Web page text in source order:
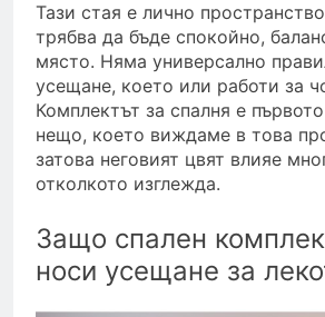
Тази стая е лично
трябва да бъде спокойно,
място. Няма универсално
усещане, което или работи за
Комплектът за спалня е
нещо, което виждаме в това
затова неговият цвят влияе
отколкото изглежда.
Защо спален
носи усещане за